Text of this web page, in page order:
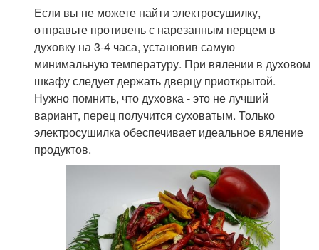
Если вы не можете найти электросушилку,
отправьте противень с нарезанным перцем в
духовку на 3-4 часа, установив самую
минимальную температуру. При вялении в духовом
шкафу следует держать дверцу приоткрытой.
Нужно помнить, что духовка - это не лучший
вариант, перец получится суховатым. Только
электросушилка обеспечивает идеальное вяление
продуктов.